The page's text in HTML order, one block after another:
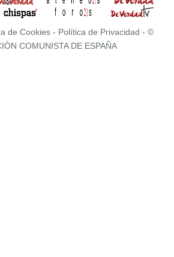
de Cookies- Política de Privacidad - ©
COMUNISTA DE ESPAÑA